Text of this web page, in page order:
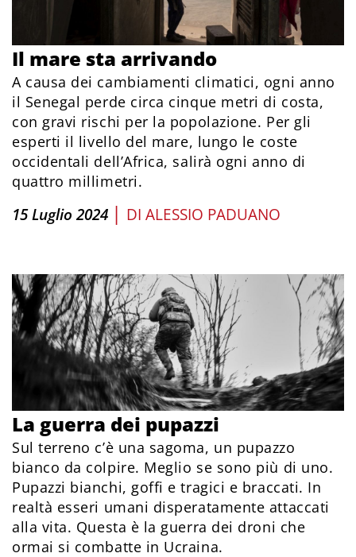
Il mare sta arrivando
A causa dei cambiamenti climatici, ogni anno
il Senegal perde circa cinque metri di costa,
con gravi rischi per la popolazione. Per gli
esperti il livello del mare, lungo le coste
occidentali dell’Africa, salirà ogni anno di
quattro millimetri.
15 Luglio 2024 | DI ALESSIO PADUANO
La guerra dei pupazzi
Sul terreno c’è una sagoma, un pupazzo
bianco da colpire. Meglio se sono più di uno.
Pupazzi bianchi, goffi e tragici e braccati. In
realtà esseri umani disperatamente attaccati
alla vita. Questa è la guerra dei droni che
ormai si combatte in Ucraina.